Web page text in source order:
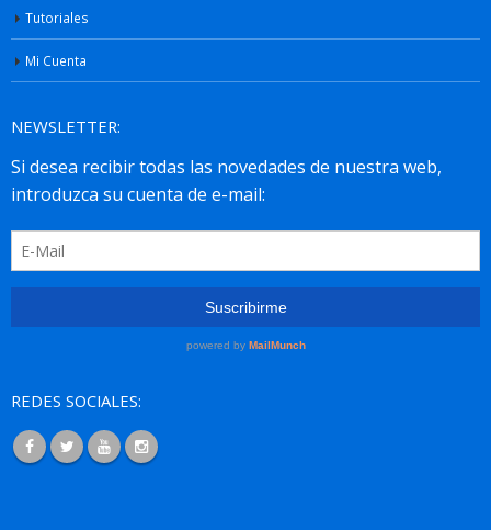
Tutoriales
Mi Cuenta
NEWSLETTER:
REDES SOCIALES: